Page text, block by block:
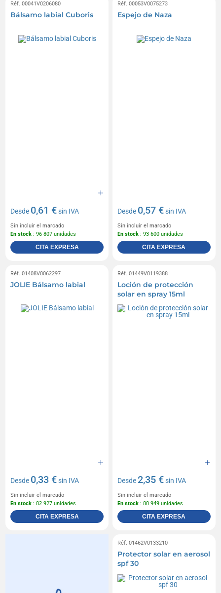
Réf. 00041V0206080
Bálsamo labial Cuboris
Desde 0,61 €sin IVA
Sin incluir el marcado
En stock : 96 807 unidades
CITA EXPRESA
Réf. 00053V0075273
Espejo de Naza
Desde 0,57 €sin IVA
Sin incluir el marcado
En stock : 93 600 unidades
CITA EXPRESA
Réf. 01408V0062297
JOLIE Bálsamo labial
Desde 0,33 €sin IVA
Sin incluir el marcado
En stock : 82 927 unidades
CITA EXPRESA
Réf. 01449V0119388
Loción de protección
solar en spray 15ml
Desde2,35 €sin IVA
Sin incluir el marcado
En stock : 80 949 unidades
CITA EXPRESA
Réf. 01462V0133210
Protector solar en aerosol
spf 30